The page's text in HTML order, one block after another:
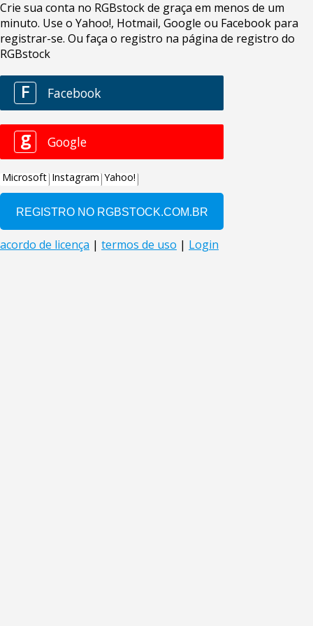
Crie sua conta no RGBstock de graça em menos de um
minuto. Use o Yahoo!, Hotmail, Google ou Facebook para
registrar-se. Ou faça o registro na página de registro do
RGBstock
F Facebook
g Google
Microsoft Instagram Yahoo!
acordo de licença | termos de uso | Login